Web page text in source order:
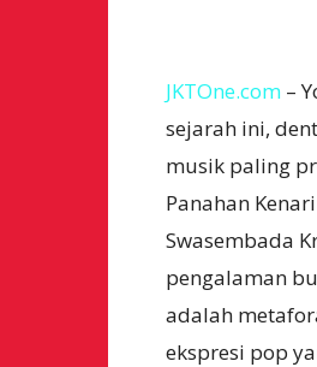
JKTOne.com –
sejarah ini,
musik paling
Panahan
Swasembada
pengalaman
adalah
ekspresi pop